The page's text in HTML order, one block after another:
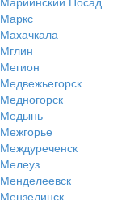
Маркс
Махачкала
Мглин
Мегион
Медвежьегорск
Медногорск
Медынь
Межгорье
Междуреченск
Мелеуз
Менделеевск
Мензелинск